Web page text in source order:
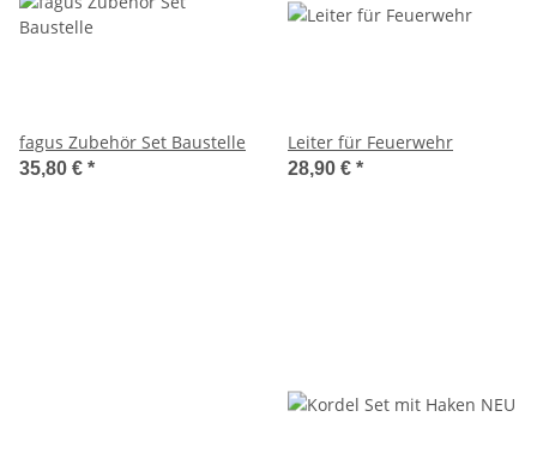
fagus Zubehör Set Baustelle
35,80 € *
Leiter für Feuerwehr
28,90 € *